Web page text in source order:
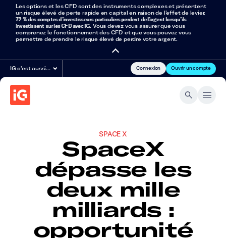
Les options et les CFD sont des instruments complexes et présentent
un risque élevé de perte rapide en capital en raison de l’effet de levier.
72 % des comptes d’investisseurs particuliers perdent de l’argent lorsqu’ils
investissent sur les CFD avec IG. Vous devez vous assurer que vous
comprenez le fonctionnement des CFD et que vous pouvez vous
permettre de prendre le risque élevé de perdre votre argent.
IG c'est aussi… Connexion Ouvrir un compte
SPACE X
SpaceX
dépasse les
deux mille
milliards :
opportunité